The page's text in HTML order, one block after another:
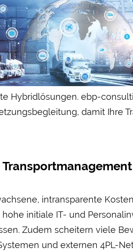
Hybrid­lösungen. ebp-
damit Ihre
intransparente
initiale IT- und
Zudem scheitern viele
und externen 4PL-